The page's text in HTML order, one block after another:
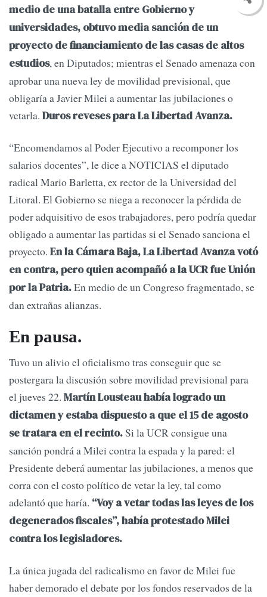
medio de una batalla entre Gobierno y
universidades, obtuvo media sanción de un
proyecto de financiamiento de las casas de altos
estudios, en Diputados; mientras el Senado amenaza con
aprobar una nueva ley de movilidad previsional, que
obligaría a Javier Milei a aumentar las jubilaciones o
vetarla. Duros reveses para La Libertad Avanza.
“Encomendamos al Poder Ejecutivo a recomponer los
salarios docentes”, le dice a NOTICIAS el diputado
radical Mario Barletta, ex rector de la Universidad del
Litoral. El Gobierno se niega a reconocer la pérdida de
poder adquisitivo de esos trabajadores, pero podría quedar
obligado a aumentar las partidas si el Senado sanciona el
proyecto. En la Cámara Baja, La Libertad Avanza votó
en contra, pero quien acompañó a la UCR fue Unión
por la Patria.En medio de un Congreso fragmentado, se
dan extrañas alianzas.
En pausa.
Tuvo un alivio el oficialismo tras conseguir que se
postergara la discusión sobre movilidad previsional para
el jueves 22. Martín Lousteau había logrado un
dictamen y estaba dispuesto a que el 15 de agosto
se tratara en el recinto.Si la UCR consigue una
sanción pondrá a Milei contra la espada y la pared: el
Presidente deberá aumentar las jubilaciones, a menos que
corra con el costo político de vetar la ley, tal como
adelantó que haría. “Voy a vetar todas las leyes de los
degenerados fiscales”, había protestado Milei
contra los legisladores.
La única jugada del radicalismo en favor de Milei fue
haber demorado el debate por los fondos reservados de la